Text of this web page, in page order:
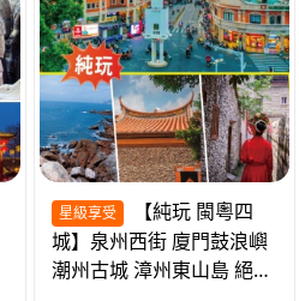
星級享受
城】泉州西街 廈門鼓浪嶼
潮州古城 漳州東山島 絕無